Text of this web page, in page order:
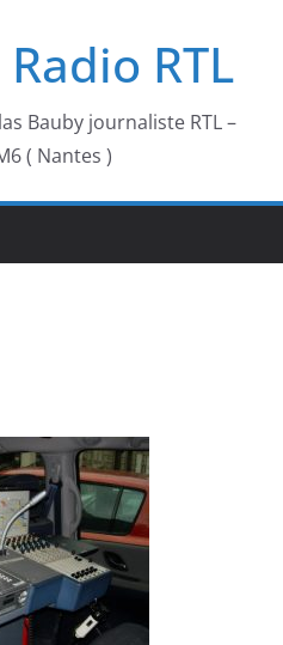
RTL
Bauby journaliste RTL –
( Nantes )